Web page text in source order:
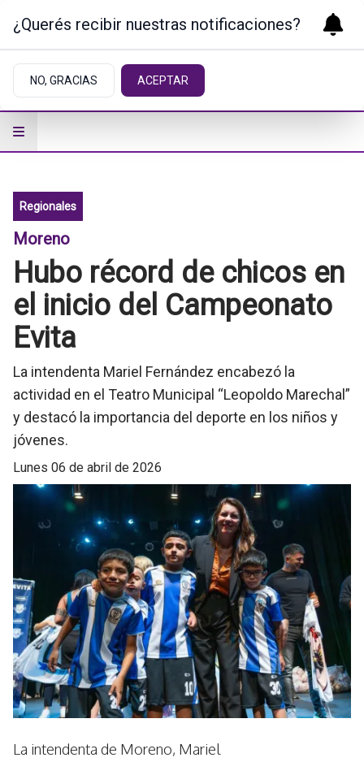
Regionales
Moreno
Hubo récord de chicos en
el inicio del Campeonato
Evita
La intendenta Mariel Fernández encabezó la
actividad en el Teatro Municipal “Leopoldo Marechal”
y destacó la importancia del deporte en los niños y
jóvenes.
lunes 06 de abril de 2026
La intendenta de Moreno, Mariel
¿Querés recibir nuestras notificaciones?
NO, GRACIAS ACEPTAR